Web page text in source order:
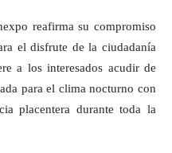
reafirma su compromiso
el disfrute de la ciudadanía
a los interesados acudir de
para el clima nocturno con
placentera durante toda la